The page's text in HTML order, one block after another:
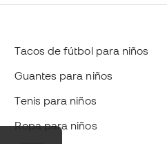
Tacos de fútbol para niños
Guantes para niños
Tenis para niños
Ropa para niños